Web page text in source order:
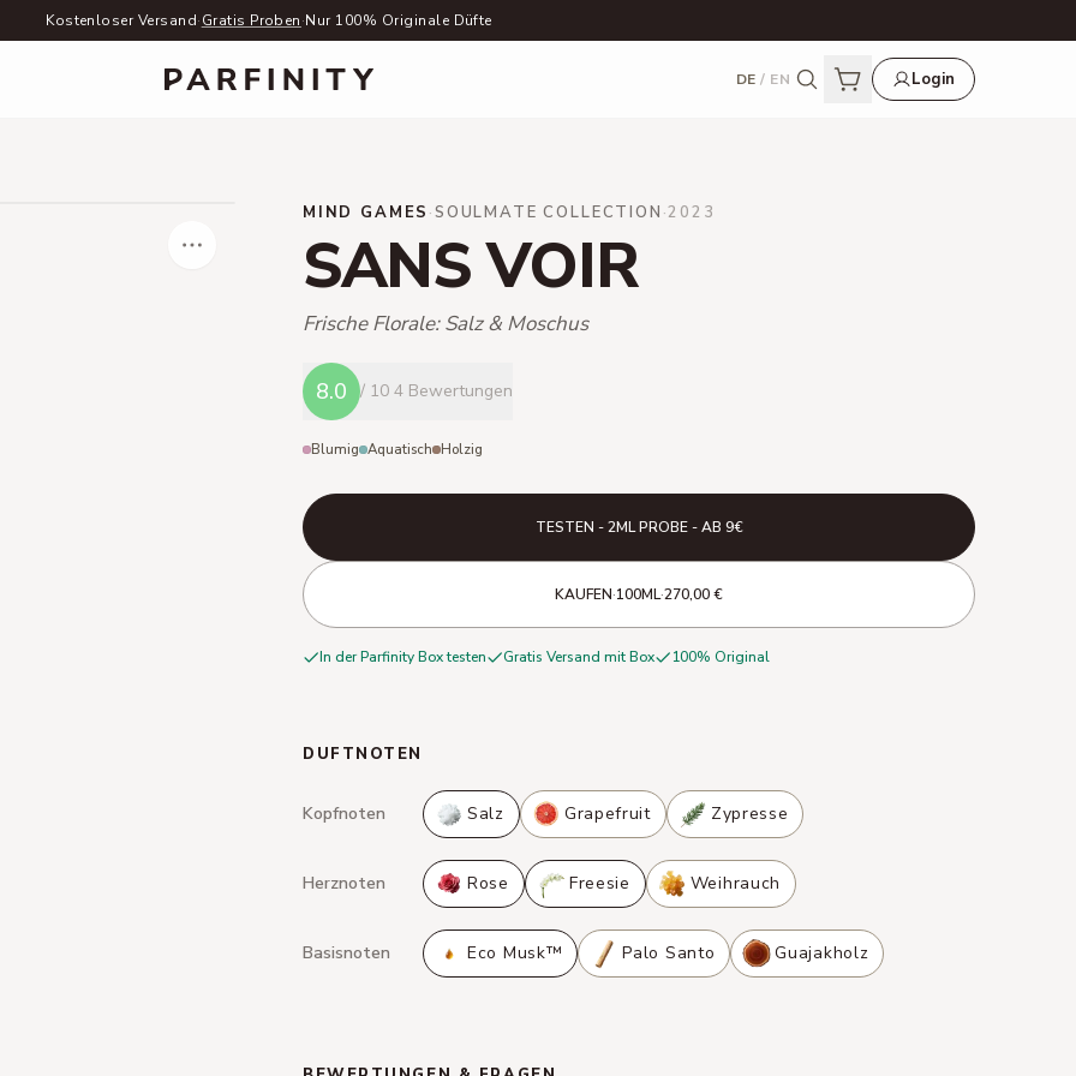
Kostenloser Versand·Gratis Proben·Nur 100% Originale Düfte
DE / EN Login
MIND GAMES ·SOULMATE COLLECTION ·2023
SANS VOIR
Frische Florale: Salz & Moschus
8.0 / 10 4 Bewertungen
Blumig Aquatisch Holzig
TESTEN - 2ML PROBE - AB 9€
KAUFEN·100ML·270,00 €
In der Parfinity Box testen Gratis Versand mit Box 100% Original
DUFTNOTEN
Kopfnoten Salz Grapefruit Zypresse
Herznoten Rose Freesie Weihrauch
Basisnoten Eco Musk™ Palo Santo Guajakholz